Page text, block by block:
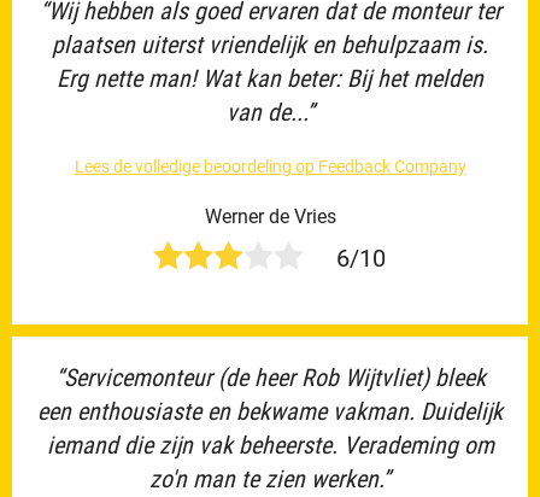
“Wij hebben als goed ervaren dat de monteur ter
plaatsen uiterst vriendelijk en behulpzaam is.
Erg nette man! Wat kan beter: Bij het melden
van de...”
Lees de volledige beoordeling op Feedback Company
Werner de Vries
6/10
“Servicemonteur (de heer Rob Wijtvliet) bleek
een enthousiaste en bekwame vakman. Duidelijk
iemand die zijn vak beheerste. Verademing om
zo'n man te zien werken.”